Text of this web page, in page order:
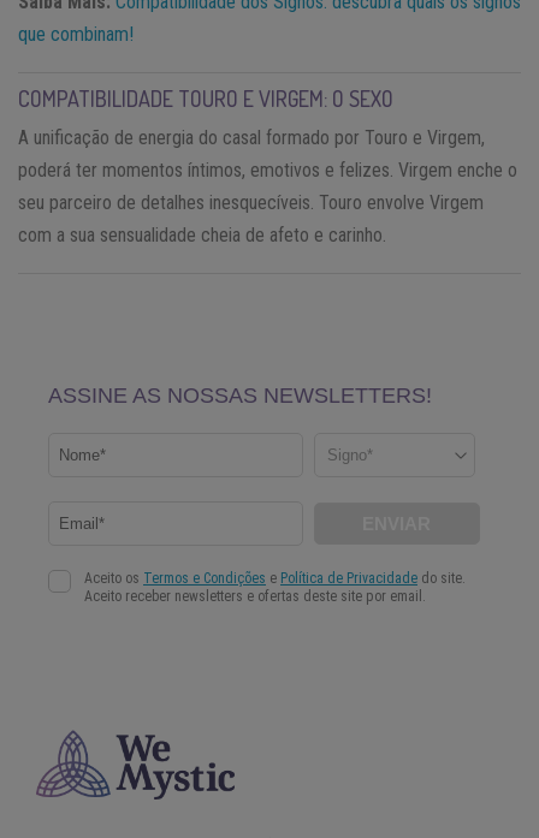
que combinam!
COMPATIBILIDADE TOURO E VIRGEM: O SEXO
A unificação de energia do casal formado por Touro e Virgem,
poderá ter momentos íntimos, emotivos e felizes. Virgem enche o
seu parceiro de detalhes inesquecíveis. Touro envolve Virgem
com a sua sensualidade cheia de afeto e carinho.